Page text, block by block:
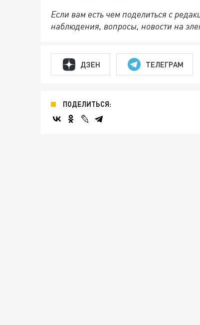
Если вам есть чем поделиться с
наблюдения, вопросы, новости на
ДЗЕН ТЕЛЕГРАМ
ПОДЕЛИТЬСЯ: